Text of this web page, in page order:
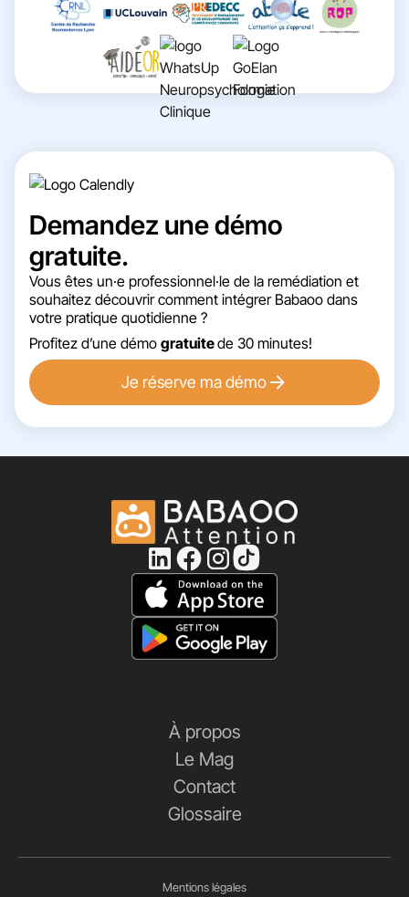
Demandez une démo
gratuite.
Vous êtes un·e professionnel·le de la remédiation et
souhaitez découvrir comment intégrer Babaoo dans
votre pratique quotidienne ?
Profitez d’une démo gratuitede 30 minutes!
Je réserve ma démo
À propos
Le Mag
Contact
Glossaire
Mentions légales